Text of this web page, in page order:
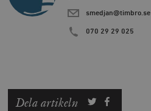
smedjan@timbro.se
070 29 29 025
Dela artikeln